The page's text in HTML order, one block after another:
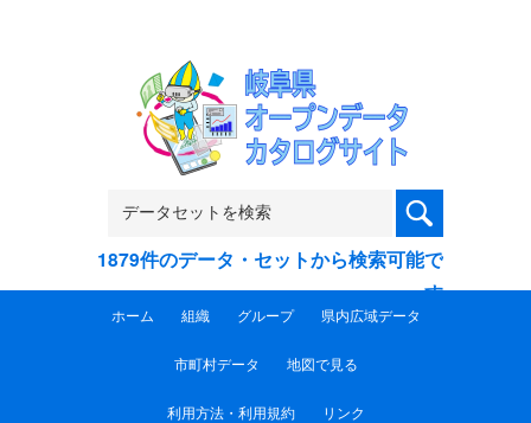
1879件のデータ・セットから検索可能で
す
ホーム 組織 グループ 県内広域データ
市町村データ 地図で見る
利用方法・利用規約 リンク